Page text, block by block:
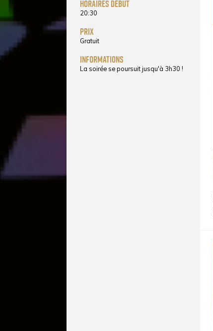
horaires début
20:30
prix
Gratuit
informations
La soirée se poursuit jusqu'à 3h30 !